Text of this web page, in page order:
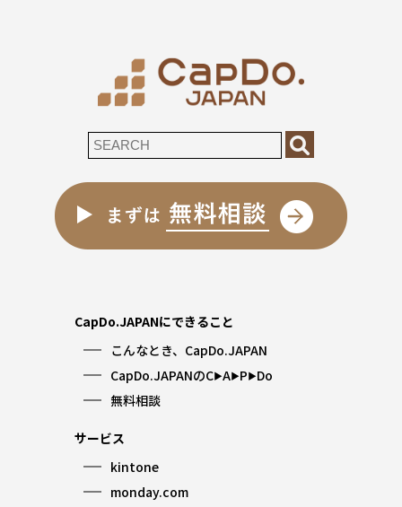
CapDo.JAPANにできること
こんなとき、CapDo.JAPAN
CapDo.JAPANのC▶︎A▶︎P▶︎Do
無料相談
サービス
kintone
monday.com